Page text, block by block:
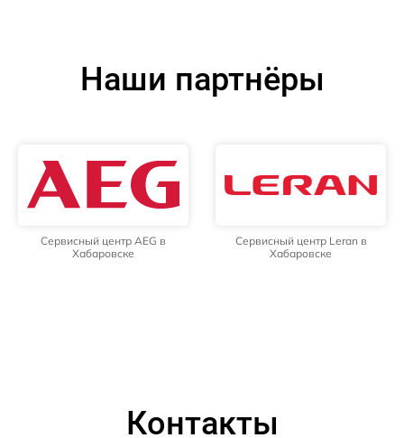
Наши партнёры
Сервисный центр AEG в
Хабаровске
Сервисный центр Leran в
Хабаровске
Контакты